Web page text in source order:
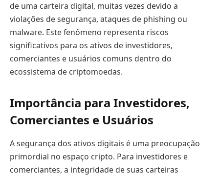
de uma carteira digital, muitas vezes devido a
violações de segurança, ataques de phishing ou
malware. Este fenômeno representa riscos
significativos para os ativos de investidores,
comerciantes e usuários comuns dentro do
ecossistema de criptomoedas.
Importância para Investidores,
Comerciantes e Usuários
A segurança dos ativos digitais é uma preocupação
primordial no espaço cripto. Para investidores e
comerciantes, a integridade de suas carteiras